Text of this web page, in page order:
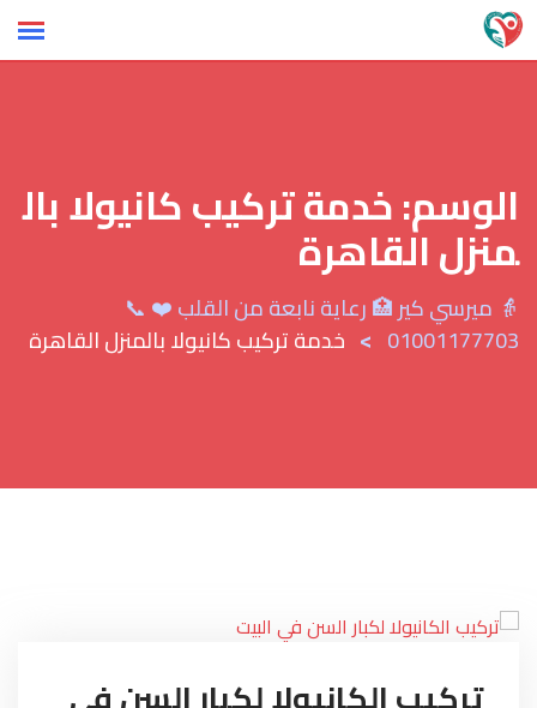
Skip
to
الوسم:خدمة تركيب كانيولا بال
منزل القاهرة
👵 ميرسي كير 🏥 رعاية نابعة من القلب ❤️ 📞
01001177703
> خدمة تركيب كانيولا بالمنزل القاهرة